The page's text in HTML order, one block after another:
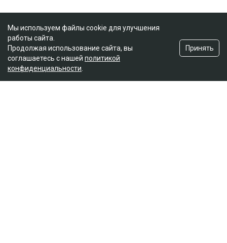
Мы используем файлы cookie для улучшения
работы сайта.
Продолжая использование сайта, вы
соглашаетесь с нашей политикой
конфиденциальности
Принять